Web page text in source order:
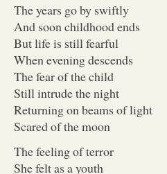
The years go by swiftly
And soon childhood ends
But life is still fearful
When evening descends
The fear of the child
Still intrude the night
Returning on beams of light
Scared of the moon
The feeling of terror
She felt as a youth